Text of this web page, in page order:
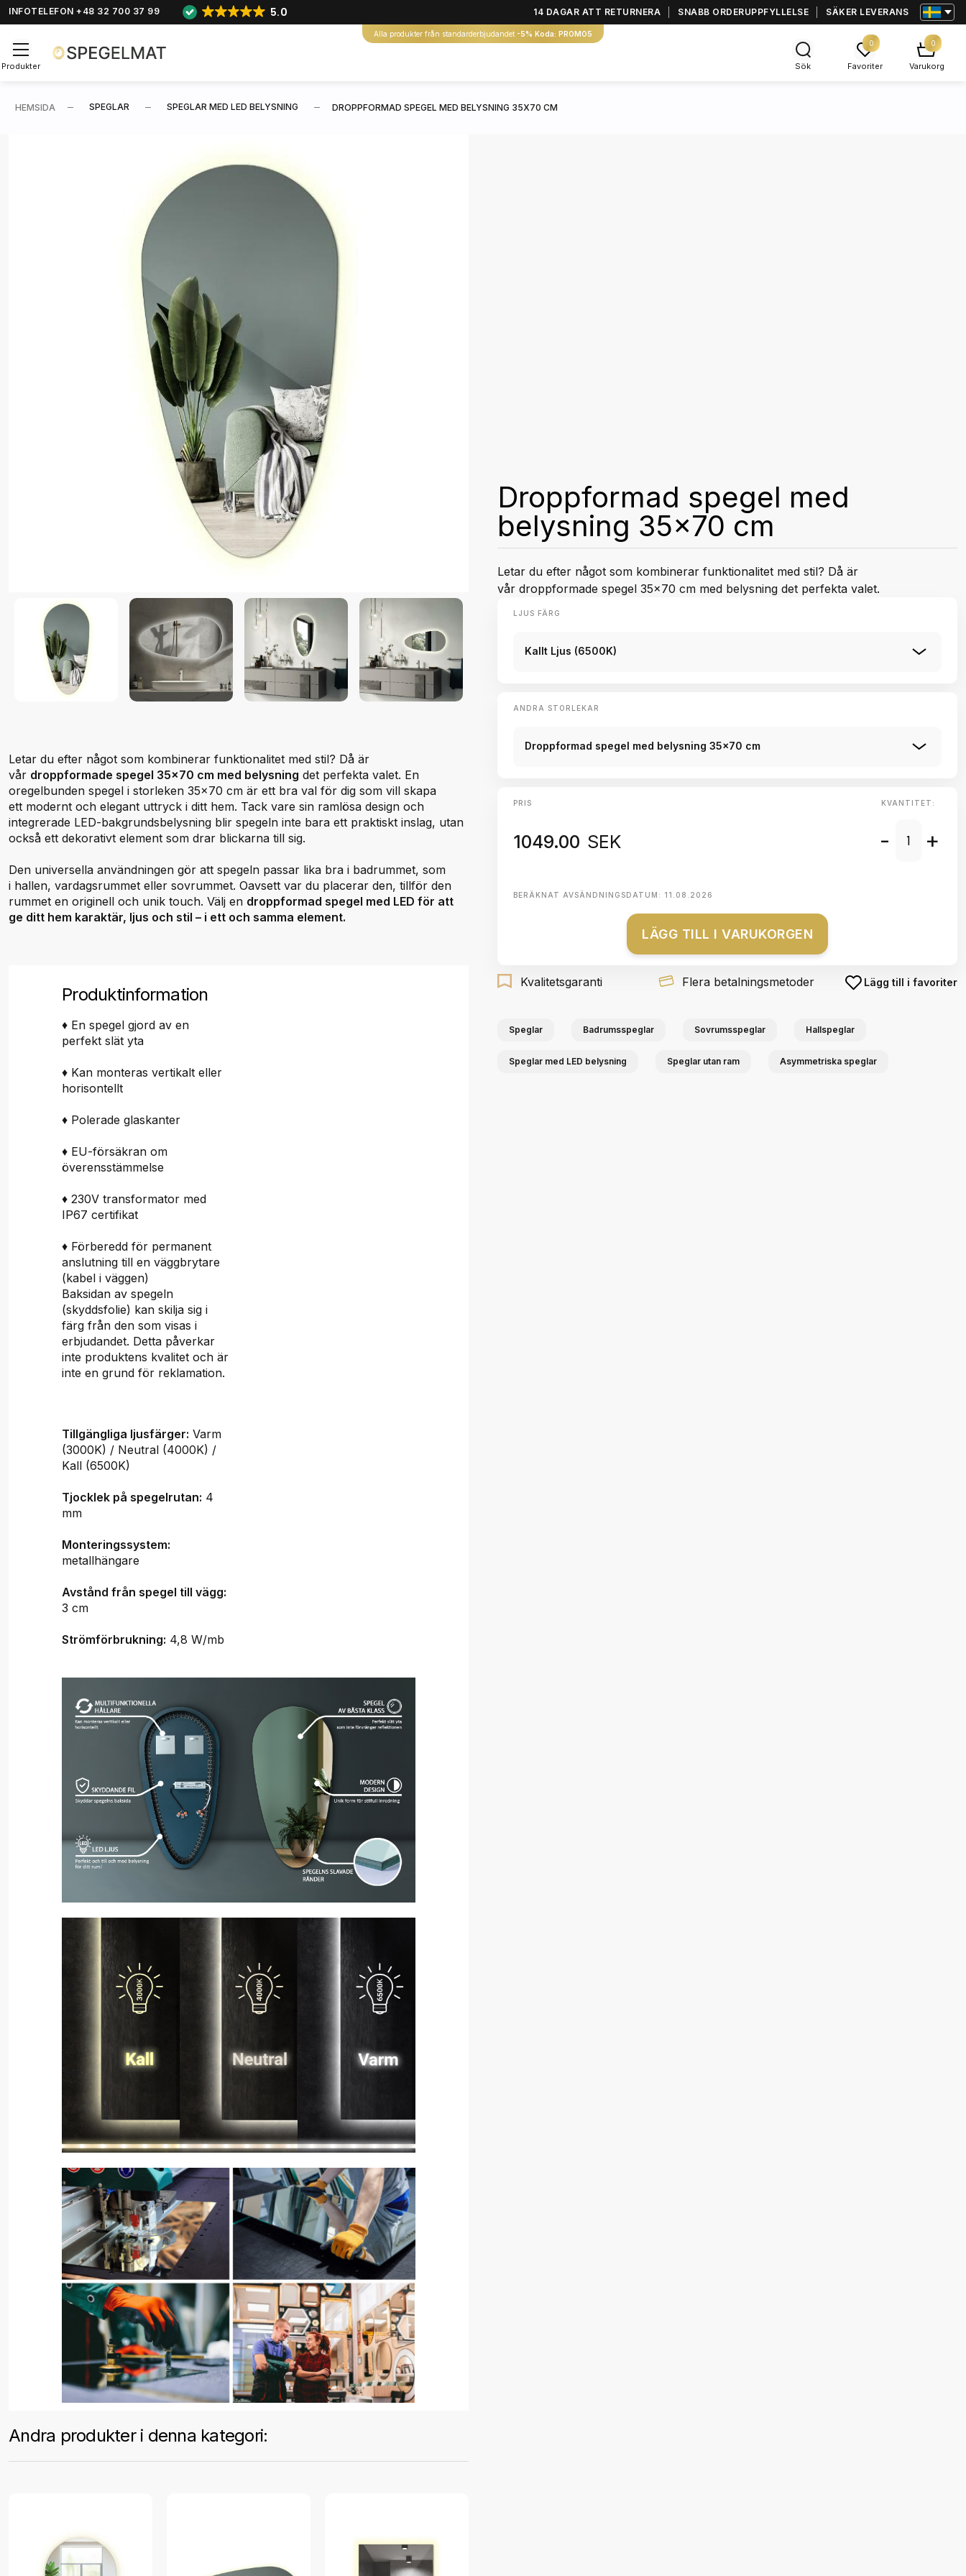
INFOTELEFON +48 32 700 37 99 5.0 14 DAGAR ATT RETURNERA SNABB ORDERUPPFYLLELSE SÄKER LEVERANS
Alla produkter från standarderbjudandet -5% Koda: PROMO5
Produkter Sök
0
Favoriter
0
Varukorg
HEMSIDA SPEGLAR SPEGLAR MED LED BELYSNING DROPPFORMAD SPEGEL MED BELYSNING 35X70 CM
Letar du efter något som kombinerar funktionalitet med stil? Då är
vår droppformade spegel 35x70 cm med belysning det perfekta valet. En
oregelbunden spegel i storleken 35x70 cm är ett bra val för dig som vill skapa
ett modernt och elegant uttryck i ditt hem. Tack vare sin ramlösa design och
integrerade LED-bakgrundsbelysning blir spegeln inte bara ett praktiskt inslag, utan
också ett dekorativt element som drar blickarna till sig.
Den universella användningen gör att spegeln passar lika bra i badrummet, som
i hallen, vardagsrummet eller sovrummet. Oavsett var du placerar den, tillför den
rummet en originell och unik touch. Välj en droppformad spegel med LED för att
ge ditt hem karaktär, ljus och stil – i ett och samma element.
Produktinformation
♦ En spegel gjord av en
perfekt slät yta
♦ Kan monteras vertikalt eller
horisontellt
♦ Polerade glaskanter
♦ EU-försäkran om
överensstämmelse
♦ 230V transformator med
IP67 certifikat
♦ Förberedd för permanent
anslutning till en väggbrytare
(kabel i väggen)
Baksidan av spegeln
(skyddsfolie) kan skilja sig i
färg från den som visas i
erbjudandet. Detta påverkar
inte produktens kvalitet och är
inte en grund för reklamation.
Tillgängliga ljusfärger: Varm
(3000K) / Neutral (4000K) /
Kall (6500K)
Tjocklek på spegelrutan: 4
mm
Monteringssystem:
metallhängare
Avstånd från spegel till vägg:
3 cm
Strömförbrukning: 4,8 W/mb
Andra produkter i denna kategori:
Droppformad spegel med
belysning 35x70 cm
Letar du efter något som kombinerar funktionalitet med stil? Då är
vår droppformade spegel 35x70 cm med belysning det perfekta valet.
LJUS FÄRG
Kallt Ljus (6500K)
ANDRA STORLEKAR
Droppformad spegel med belysning 35x70 cm
PRIS
1049.00 SEK
KVANTITET:
- +
BERÄKNAT AVSÄNDNINGSDATUM: 11.08.2026
LÄGG TILL I VARUKORGEN
Kvalitetsgaranti Flera betalningsmetoder Lägg till i favoriter
Speglar Badrumsspeglar Sovrumsspeglar Hallspeglar
Speglar med LED belysning Speglar utan ram Asymmetriska speglar